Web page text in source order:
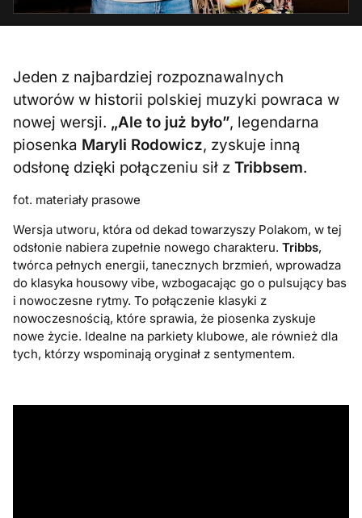
Jeden z najbardziej rozpoznawalnych
utworów w historii polskiej muzyki powraca w
nowej wersji. „Ale to już było”, legendarna
piosenka Maryli Rodowicz, zyskuje inną
odsłonę dzięki połączeniu sił zTribbsem.
fot. materiały prasowe
Wersja utworu, która od dekad towarzyszy Polakom, w tej
odsłonie nabiera zupełnie nowego charakteru.Tribbs,
twórca pełnych energii, tanecznych brzmień, wprowadza
do klasyka housowy vibe, wzbogacając go o pulsujący bas
i nowoczesne rytmy. To połączenie klasyki z
nowoczesnością, które sprawia, że piosenka zyskuje
nowe życie. Idealne na parkiety klubowe, ale również dla
tych, którzy wspominają oryginał z sentymentem.